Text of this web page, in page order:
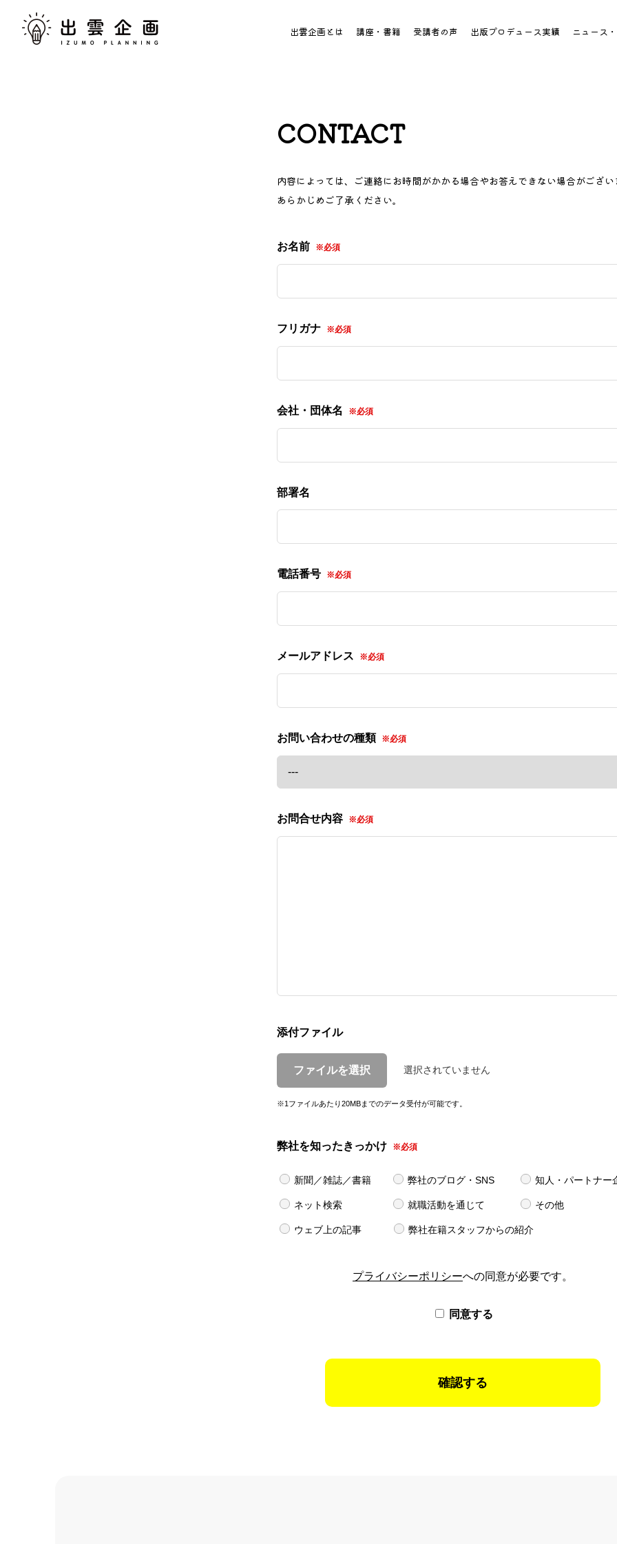
出雲企画とは 講座・書籍 受講者の声 出版プロデュース実績 ニュース
CONTACT
内容によっては、ご連絡にお時間がかかる場合やお答えできない場合がござい
あらかじめご了承ください。
お名前 ※必須
フリガナ ※必須
会社・団体名 ※必須
部署名
電話番号 ※必須
メールアドレス ※必須
お問い合わせの種類 ※必須
お問合せ内容 ※必須
添付ファイル
ファイルを選択 選択されていません
※1ファイルあたり20MBまでのデータ受付が可能です。
弊社を知ったきっかけ ※必須
新聞／雑誌／書籍 弊社のブログ・SNS 知人・パートナー
ネット検索 就職活動を通じて その他
ウェブ上の記事 弊社在籍スタッフからの紹介
プライバシーポリシーへの同意が必要です。
同意する